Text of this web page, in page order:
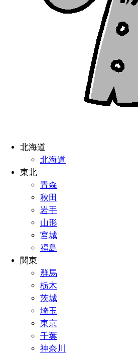
北海道
北海道
東北
青森
秋田
岩手
山形
宮城
福島
関東
群馬
栃木
茨城
埼玉
東京
千葉
神奈川